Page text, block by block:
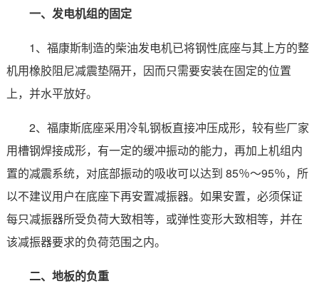
一、发电机组的固定
1、福康斯制造的柴油发电机已将钢性底座与其上方的整
机用橡胶阻尼减震垫隔开，因而只需要安装在固定的位置
上，并水平放好。
2、福康斯底座采用冷轧钢板直接冲压成形，较有些厂家
用槽钢焊接成形，有一定的缓冲振动的能力，再加上机组内
置的减震系统，对底部振动的吸收可以达到 85％～95％，所
以不建议用户在底座下再安置减振器。如果安置，必须保证
每只减振器所受负荷大致相等，或弹性变形大致相等，并在
该减振器要求的负荷范围之内。
二、地板的负重